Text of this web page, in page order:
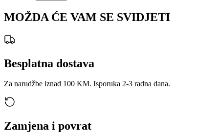
MOŽDA ĆE VAM SE SVIDJETI
Besplatna dostava
Za narudžbe iznad 100 KM. Isporuka 2-3 radna dana.
Zamjena i povrat